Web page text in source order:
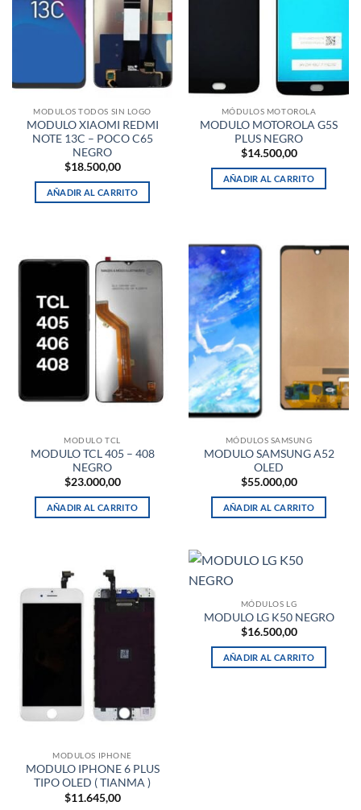
MODULOS TODOS SIN LOGO
MODULO XIAOMI REDMI
NOTE 13C – POCO C65
NEGRO
$18.500,00
AÑADIR AL CARRITO
MÓDULOS MOTOROLA
MODULO MOTOROLA G5S
PLUS NEGRO
$14.500,00
AÑADIR AL CARRITO
MODULO TCL
MODULO TCL 405 – 408
NEGRO
$23.000,00
AÑADIR AL CARRITO
MÓDULOS SAMSUNG
MODULO SAMSUNG A52
OLED
$55.000,00
AÑADIR AL CARRITO
MODULOS IPHONE
MODULO IPHONE 6 PLUS
TIPO OLED ( TIANMA )
$11.645,00
MÓDULOS LG
MODULO LG K50 NEGRO
$16.500,00
AÑADIR AL CARRITO